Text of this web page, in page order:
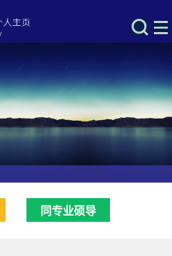
同专业硕导